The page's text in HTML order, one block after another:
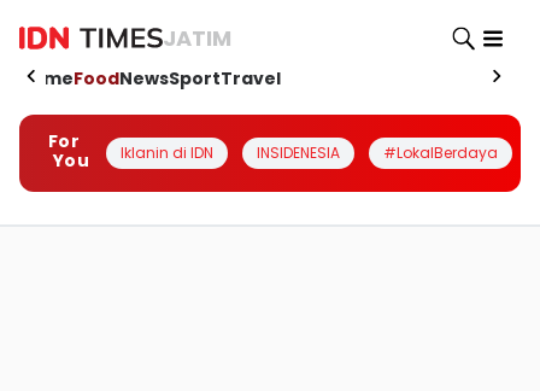
JATIM
HomeFoodNewsSportTravel
For
You
Iklanin di IDN INSIDENESIA #LokalBerdaya